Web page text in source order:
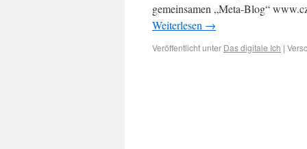
gemeinsamen „Meta-Blog“
Weiterlesen →
Veröffentlicht unter Das digitale Ich |